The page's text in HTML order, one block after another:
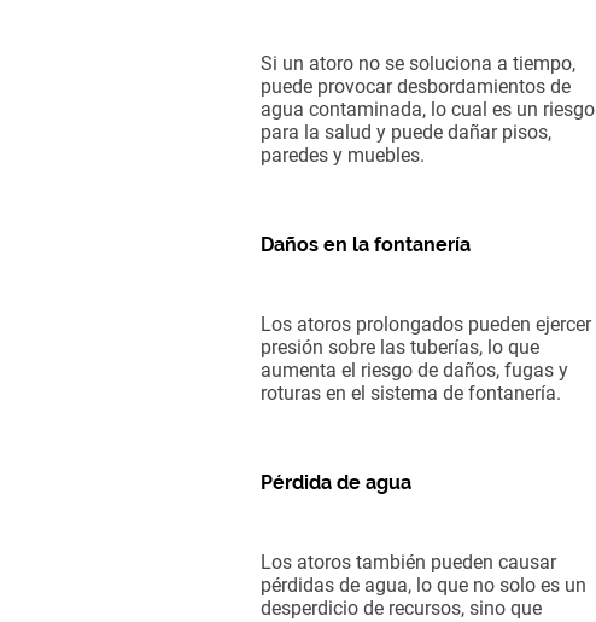
Si un atoro no se soluciona a tiempo,
puede provocar desbordamientos de
agua contaminada, lo cual es un riesgo
para la salud y puede dañar pisos,
paredes y muebles.
Daños en la fontanería
Los atoros prolongados pueden ejercer
presión sobre las tuberías, lo que
aumenta el riesgo de daños, fugas y
roturas en el sistema de fontanería.
Pérdida de agua
Los atoros también pueden causar
pérdidas de agua, lo que no solo es un
desperdicio de recursos, sino que